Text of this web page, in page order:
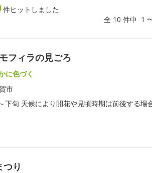
件ヒットしました
全 10 件中 1
フィラの見ごろ
に色づく
市
下旬 天候により開花や見頃時期は前後する場
つり